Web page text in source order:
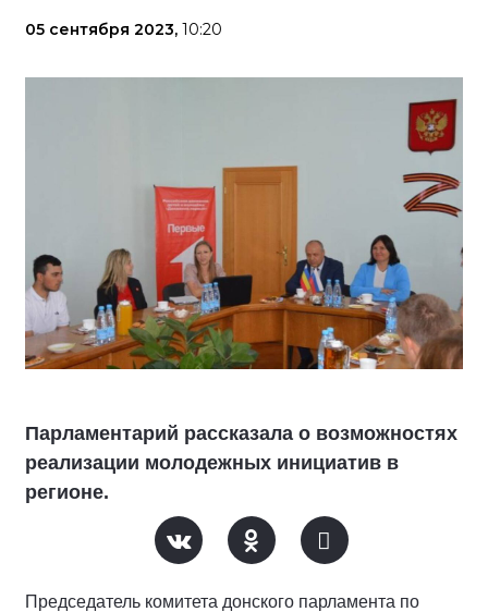
05 сентября 2023, 10:20
Парламентарий рассказала о возможностях
реализации молодежных инициатив в
регионе.
Председатель комитета донского парламента по